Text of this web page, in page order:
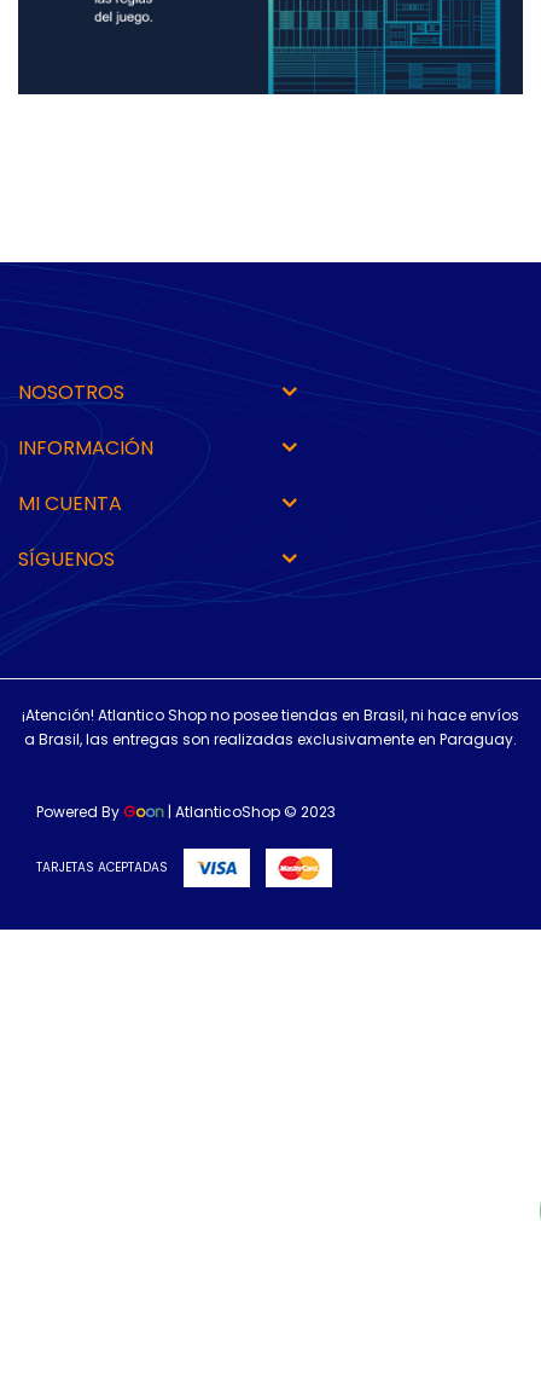
NOSOTROS
INFORMACIÓN
MI CUENTA
SÍGUENOS
¡Atención! Atlantico Shop no posee tiendas en Brasil, ni hace envíos
a Brasil, las entregas son realizadas exclusivamente en Paraguay.
Powered By Goon | AtlanticoShop © 2023
TARJETAS ACEPTADAS